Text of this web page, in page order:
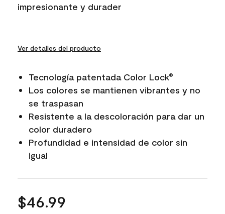
impresionante y durader
Ver detalles del producto
Tecnología patentada Color Lock®
Los colores se mantienen vibrantes y no
se traspasan
Resistente a la descoloración para dar un
color duradero
Profundidad e intensidad de color sin
igual
$46.99